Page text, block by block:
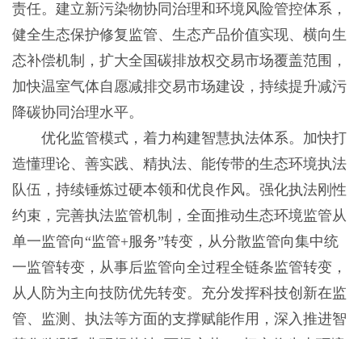
责任。建立新污染物协同治理和环境风险管控体系，
健全生态保护修复监管、生态产品价值实现、横向生
态补偿机制，扩大全国碳排放权交易市场覆盖范围，
加快温室气体自愿减排交易市场建设，持续提升减污
降碳协同治理水平。
优化监管模式，着力构建智慧执法体系。加快打
造懂理论、善实践、精执法、能传带的生态环境执法
队伍，持续锤炼过硬本领和优良作风。强化执法刚性
约束，完善执法监管机制，全面推动生态环境监管从
单一监管向“监管+服务”转变，从分散监管向集中统
一监管转变，从事后监管向全过程全链条监管转变，
从人防为主向技防优先转变。充分发挥科技创新在监
管、监测、执法等方面的支撑赋能作用，深入推进智